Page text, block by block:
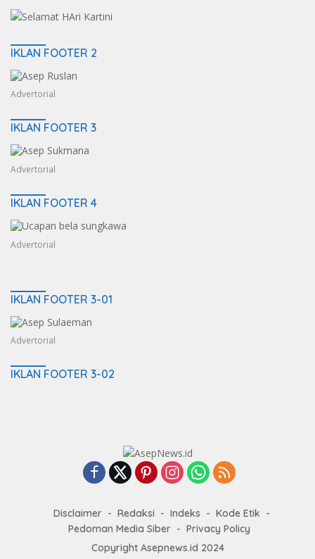
IKLAN FOOTER 2
Advertorial
IKLAN FOOTER 3
Advertorial
IKLAN FOOTER 4
Advertorial
IKLAN FOOTER 3-01
Advertorial
IKLAN FOOTER 3-02
Disclaimer Redaksi Indeks
Kode Etik
Pedoman Media Siber
Privacy Policy
Copyright Asepnews.id 2024